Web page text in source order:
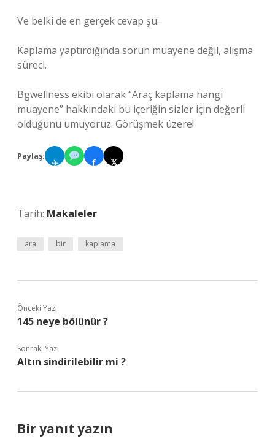
Ve belki de en gerçek cevap şu:
Kaplama yaptırdığında sorun muayene değil, alışma
süreci.
Bgwellness ekibi olarak “Araç kaplama hangi
muayene” hakkındaki bu içeriğin sizler için değerli
olduğunu umuyoruz. Görüşmek üzere!
Paylaş:
✈ f 𝕏
Tarih: Makaleler
ara bir kaplama
Önceki Yazı
145 neye bölünür ?
Sonraki Yazı
Altın sindirilebilir mi ?
Bir yanıt yazın